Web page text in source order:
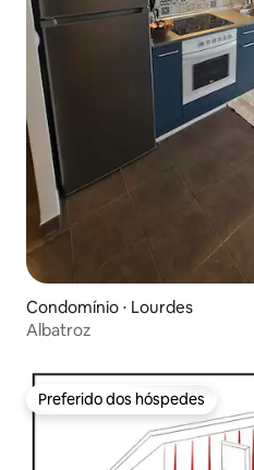
Condomínio ⋅ Lourdes
Albatroz
Preferido dos hóspedes
Preferido dos hóspedes